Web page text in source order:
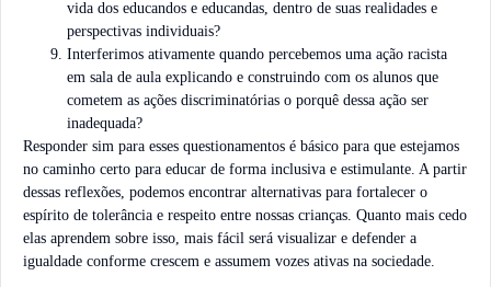
vida dos educandos e educandas, dentro de suas realidades e
perspectivas individuais?
Interferimos ativamente quando percebemos uma ação racista
em sala de aula explicando e construindo com os alunos que
cometem as ações discriminatórias o porquê dessa ação ser
inadequada?
Responder sim para esses questionamentos é básico para que estejamos
no caminho certo para educar de forma inclusiva e estimulante. A partir
dessas reflexões, podemos encontrar alternativas para fortalecer o
espírito de tolerância e respeito entre nossas crianças. Quanto mais cedo
elas aprendem sobre isso, mais fácil será visualizar e defender a
igualdade conforme crescem e assumem vozes ativas na sociedade.